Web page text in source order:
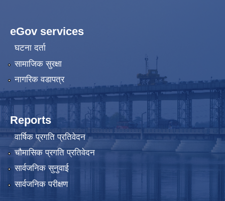
eGov services
घटना दर्ता
सामाजिक सुरक्षा
नागरिक वडापत्र
Reports
वार्षिक प्रगति प्रतिवेदन
चौमासिक प्रगति प्रतिवेदन
सार्वजनिक सुनुवाई
सार्वजनिक परीक्षण